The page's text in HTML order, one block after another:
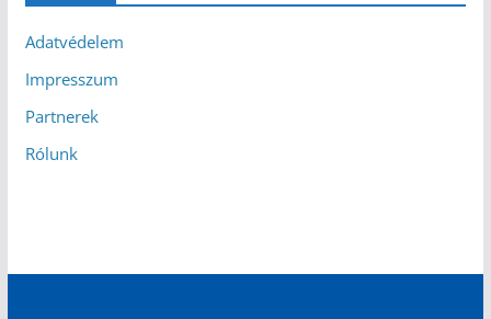
Adatvédelem
Impresszum
Partnerek
Rólunk